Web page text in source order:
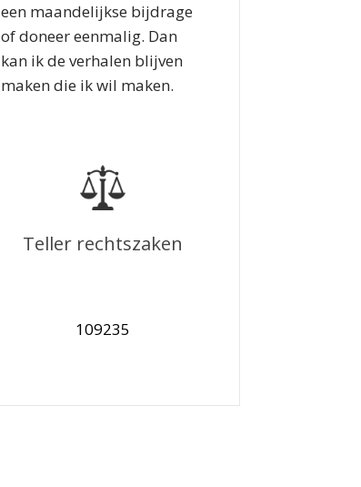
een maandelijkse bijdrage
of doneer eenmalig. Dan
kan ik de verhalen blijven
maken die ik wil maken.
Teller rechtszaken
109235